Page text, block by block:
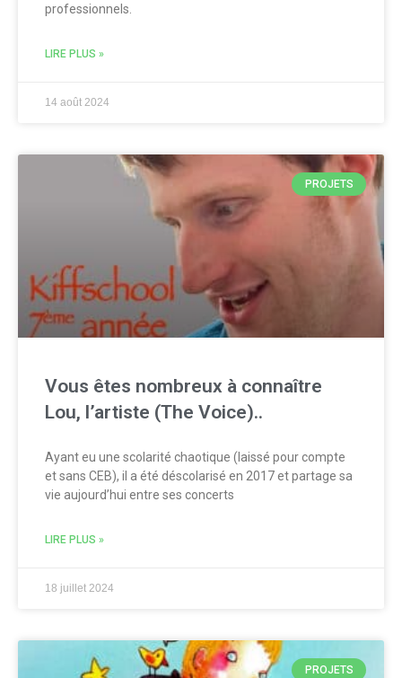
professionnels.
LIRE PLUS »
14 août 2024
PROJETS
Vous êtes nombreux à connaître
Lou, l’artiste (The Voice)..
Ayant eu une scolarité chaotique (laissé pour compte
et sans CEB), il a été déscolarisé en 2017 et partage sa
vie aujourd’hui entre ses concerts
LIRE PLUS »
18 juillet 2024
PROJETS